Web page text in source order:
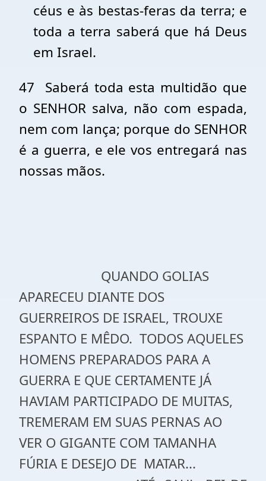
céus e às bestas-feras da terra; e
toda a terra saberá que há Deus
em Israel.
47
Saberá toda esta multidão que
o SENHOR salva, não com espada,
nem com lança; porque do SENHOR
é a guerra, e ele vos entregará nas
nossas mãos.
QUANDO GOLIAS
APARECEU DIANTE DOS
GUERREIROS DE ISRAEL, TROUXE
ESPANTO E MÊDO. TODOS AQUELES
HOMENS PREPARADOS PARA A
GUERRA E QUE CERTAMENTE JÁ
HAVIAM PARTICIPADO DE MUITAS,
TREMERAM EM SUAS PERNAS AO
VER O GIGANTE COM TAMANHA
FÚRIA E DESEJO DE MATAR...